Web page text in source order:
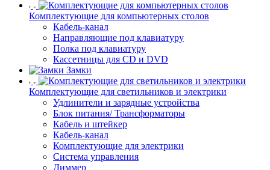
Комплектующие для компьютерных столов
Кабель-канал
Направляющие под клавиатуру
Полка под клавиатуру
Кассетницы для CD и DVD
Замки
Комплектующие для светильников и электрики
Удлинители и зарядные устройства
Блок питания/ Трансформаторы
Кабель и штейкер
Кабель-канал
Комплектующие для электрики
Система управления
Диммер